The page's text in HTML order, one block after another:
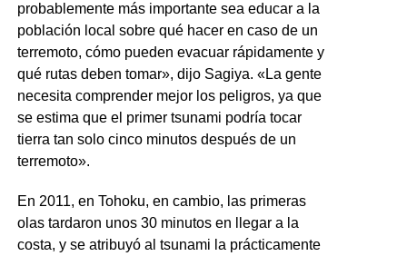
probablemente más importante sea educar a la
población local sobre qué hacer en caso de un
terremoto, cómo pueden evacuar rápidamente y
qué rutas deben tomar», dijo Sagiya. «La gente
necesita comprender mejor los peligros, ya que
se estima que el primer tsunami podría tocar
tierra tan solo cinco minutos después de un
terremoto».
En 2011, en Tohoku, en cambio, las primeras
olas tardaron unos 30 minutos en llegar a la
costa, y se atribuyó al tsunami la prácticamente